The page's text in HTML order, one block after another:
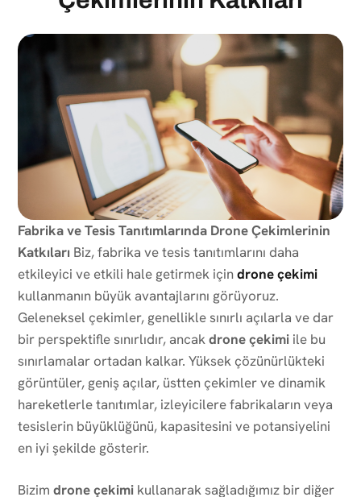
Fabrika ve Tesis Tanıtımlarında Drone Çekimlerinin
Katkıları Biz, fabrika ve tesis tanıtımlarını daha
etkileyici ve etkili hale getirmek içindrone çekimi
kullanmanın büyük avantajlarını görüyoruz.
Geleneksel çekimler, genellikle sınırlı açılarla ve dar
bir perspektifle sınırlıdır, ancakdrone çekimi ile bu
sınırlamalar ortadan kalkar. Yüksek çözünürlükteki
görüntüler, geniş açılar, üstten çekimler ve dinamik
hareketlerle tanıtımlar, izleyicilere fabrikaların veya
tesislerin büyüklüğünü, kapasitesini ve potansiyelini
en iyi şekilde gösterir.
Bizim drone çekimi kullanarak sağladığımız bir diğer